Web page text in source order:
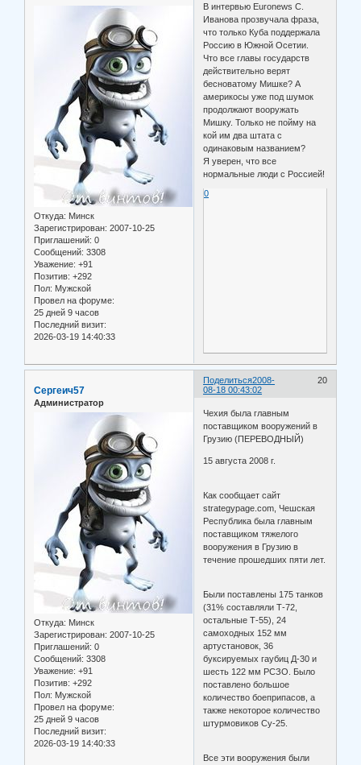
Откуда: Минск
Зарегистрирован: 2007-10-25
Приглашений: 0
Сообщений: 3308
Уважение: +91
Позитив: +292
Пол: Мужской
Провел на форуме:
25 дней 9 часов
Последний визит:
2026-03-19 14:40:33
В интервью Euronews С.
Иванова прозвучала фраза,
что только Куба поддержала
Россию в Южной Осетии.
Что все главы государств
действительно верят
бесноватому Мишке? А
америкосы уже под шумок
продолжают вооружать
Мишку. Только не пойму на
кой им два штата с
одинаковым названием?
Я уверен, что все
нормальные люди с Россией!
0
Поделиться 20
2008-
08-18 00:43:02
Сергеич57
Администратор
Откуда: Минск
Зарегистрирован: 2007-10-25
Приглашений: 0
Сообщений: 3308
Уважение: +91
Позитив: +292
Пол: Мужской
Провел на форуме:
25 дней 9 часов
Последний визит:
2026-03-19 14:40:33
Чехия была главным
поставщиком вооружений в
Грузию (ПЕРЕВОДНЫЙ)
15 августа 2008 г.
Как сообщает сайт
strategypage.com, Чешская
Республика была главным
поставщиком тяжелого
вооружения в Грузию в
течение прошедших пяти лет.
Были поставлены 175 танков
(31% составляли Т-72,
остальные Т-55), 24
самоходных 152 мм
артустановок, 36
буксируемых гаубиц Д-30 и
шесть 122 мм РСЗО. Было
поставлено большое
количество боеприпасов, а
также некоторое количество
штурмовиков Су-25.
Все эти вооружения были